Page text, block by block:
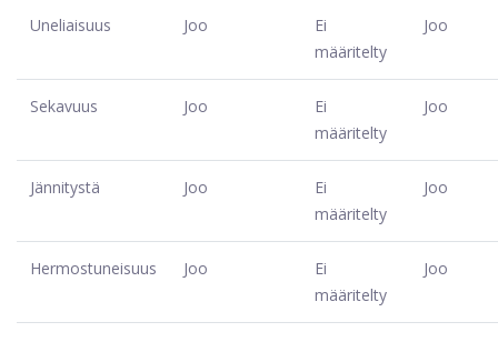
Uneliaisuus Joo
Ei
määritelty
Joo
Sekavuus Joo
Ei
määritelty
Joo
Jännitystä Joo
Ei
määritelty
Joo
Hermostuneisuus Joo
Ei
määritelty
Joo